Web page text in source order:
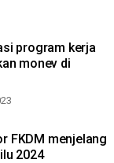
program kerja
monev di
FKDM menjelang
2024